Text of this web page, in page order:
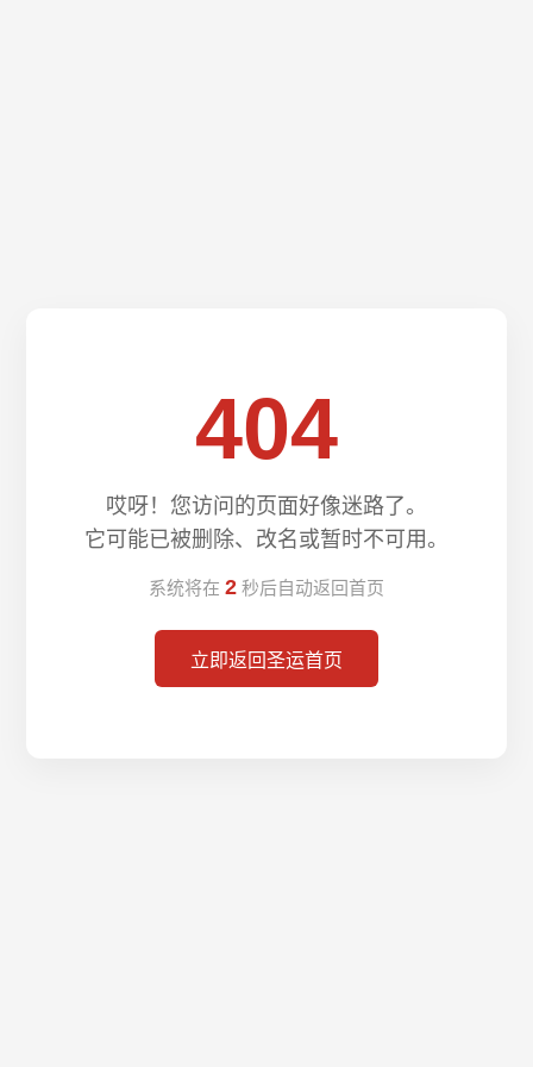
404
哎呀！您访问的页面好像迷路了。
它可能已被删除、改名或暂时不可用。
系统将在 2 秒后自动返回首页
立即返回圣运首页